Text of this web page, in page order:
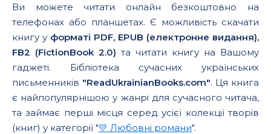
Ви можете читати онлайн безкоштовно на
телефонах або планшетах. Є можливість скачати
книгу у форматі PDF, EPUB (електронне видання),
FB2 (FictionBook 2.0) та читати книгу на Вашому
гаджеті. Бібліотека сучасних українських
письменників "ReadUkrainianBooks.com". Ця книга
є найпопулярнішою у жанрі для сучасного читача,
та займає перші місця серед усієї колекції творів
(книг) у категорії "💛 Любовні романи".